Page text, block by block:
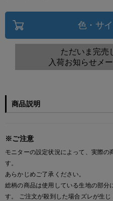
色・サ
ただいま完売
入荷お知らせメ
商品説明
※ご注意
モニターの設定状況によって、実際の
す。
あらかじめご了承ください。
総柄の商品は使用している生地の部分
す。 ご注文が殺到した場合ズレが生じ